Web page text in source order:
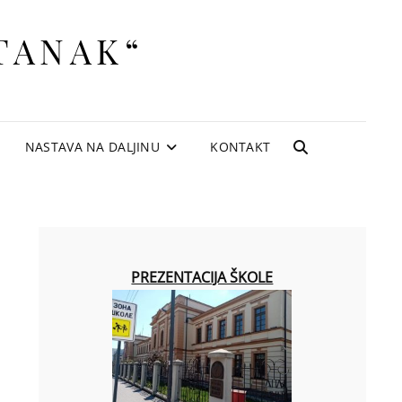
NASTAVA NA DALJINU KONTAKT
SEARCH
PREZENTACIJA ŠKOLE